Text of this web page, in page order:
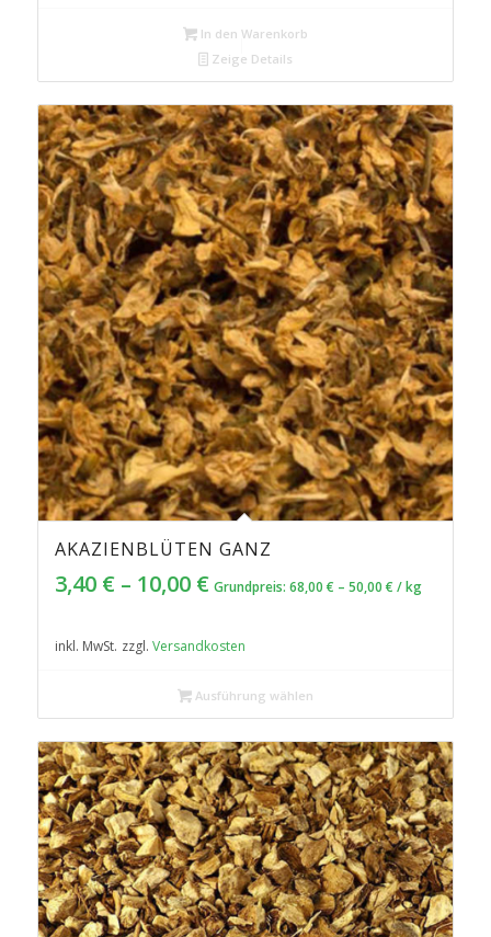
In den Warenkorb
Zeige Details
AKAZIENBLÜTEN GANZ
3,40 €– 10,00 € Grundpreis: 68,00 € – 50,00 € /kg
inkl. MwSt. zzgl. Versandkosten
Ausführung wählen